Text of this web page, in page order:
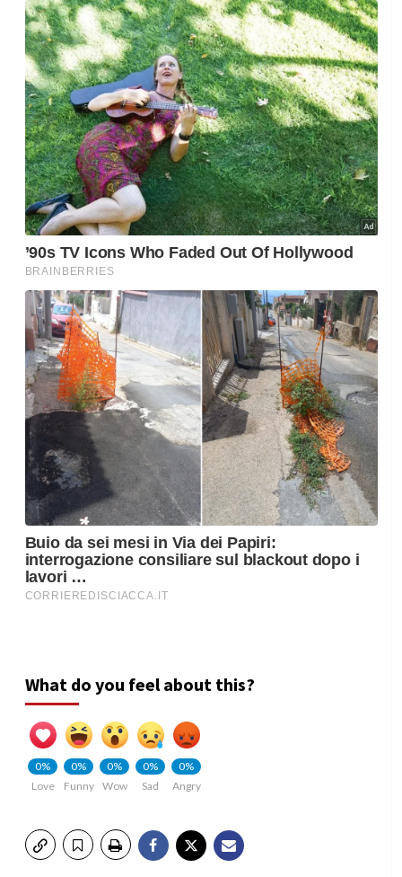
What do you feel about this?
0%
Love
0%
Funny
0%
Wow
0%
Sad
0%
Angry